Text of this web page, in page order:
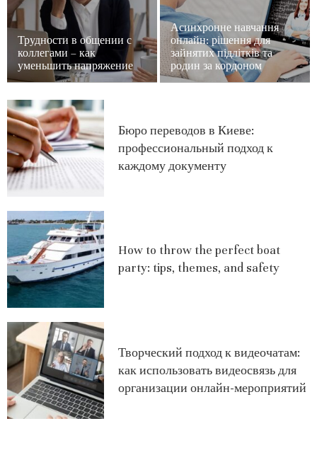
Трудности в общении с
коллегами – как
уменьшить напряжение
Асинхронне навчання
онлайн: рішення для
зайнятих підлітків та
родин за кордоном
Бюро переводов в Киеве:
профессиональный подход к
каждому документу
How to throw the perfect boat
party: tips, themes, and safety
Творческий подход к видеочатам:
как использовать видеосвязь для
организации онлайн-мероприятий